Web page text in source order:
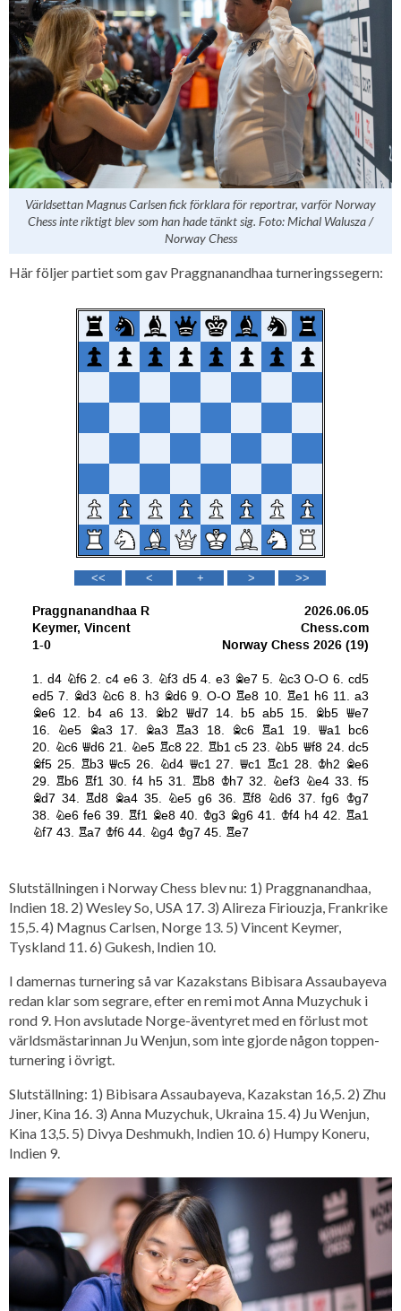
Världsettan Magnus Carlsen fick förklara för reportrar, varför Norway
Chess inte riktigt blev som han hade tänkt sig. Foto: Michal Walusza /
Norway Chess
Här följer partiet som gav Praggnanandhaa turneringssegern:
Slutställningen i Norway Chess blev nu: 1) Praggnanandhaa,
Indien 18. 2) Wesley So, USA 17. 3) Alireza Firiouzja, Frankrike
15,5. 4) Magnus Carlsen, Norge 13. 5) Vincent Keymer,
Tyskland 11. 6) Gukesh, Indien 10.
I damernas turnering så var Kazakstans Bibisara Assaubayeva
redan klar som segrare, efter en remi mot Anna Muzychuk i
rond 9. Hon avslutade Norge-äventyret med en förlust mot
världsmästarinnan Ju Wenjun, som inte gjorde någon toppen-
turnering i övrigt.
Slutställning: 1) Bibisara Assaubayeva, Kazakstan 16,5. 2) Zhu
Jiner, Kina 16. 3) Anna Muzychuk, Ukraina 15. 4) Ju Wenjun,
Kina 13,5. 5) Divya Deshmukh, Indien 10. 6) Humpy Koneru,
Indien 9.